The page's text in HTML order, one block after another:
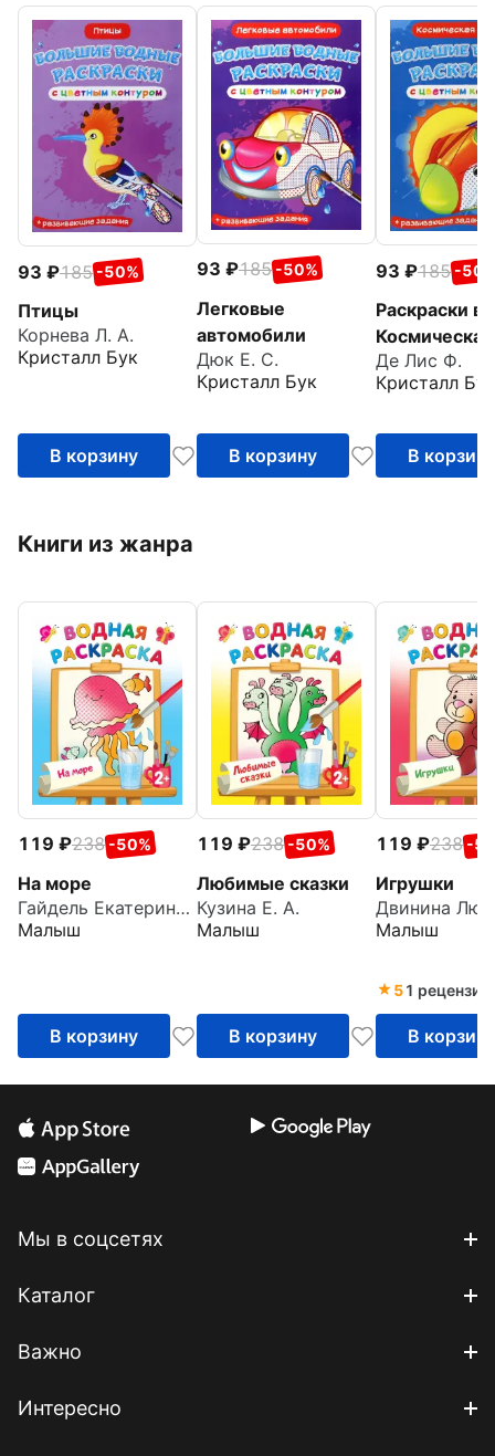
93 185 -50%
Птицы
Корнева Л. А.
Кристалл Бук
В корзину
93 185 -50%
Легковые
автомобили
Дюк Е. С.
Кристалл Бук
В корзину
93 185 -
Раскраски
Космическая
техника
Де Лис Ф.
Кристалл Бук
В корзину
Книги из жанра
119 238 -50%
На море
Гайдель Екатерина Анатольевна
Малыш
В корзину
119 238 -50%
Любимые сказки
Кузина Е. А.
Малыш
В корзину
119 238 -
Игрушки
Малыш
51 рецензия
В корзину
Мы в соцсетях
Каталог
Важно
Интересно